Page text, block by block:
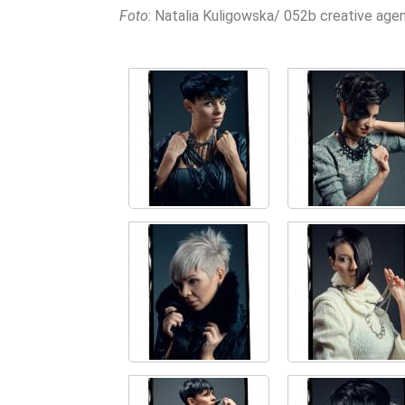
Foto: Natalia Kuligowska/ 052b creative